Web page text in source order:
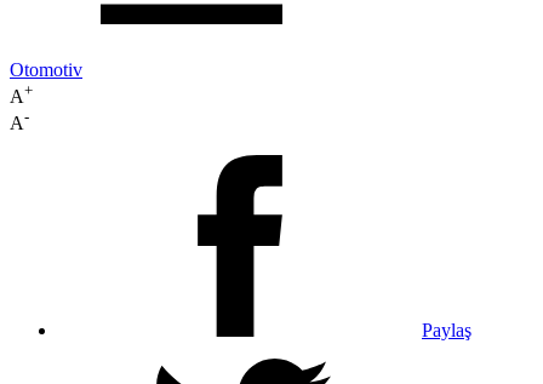
Otomotiv
A+
A-
Paylaş